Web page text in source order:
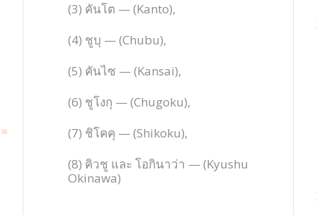
(3) คันโต — (Kanto),
(4) ชูบุ — (Chubu),
(5) คันไซ — (Kansai),
(6) ชูโงกุ — (Chugoku),
(7) ชิโคคุ — (Shikoku),
(8) คิวชู และ โอกินาว่า — (Kyushu
Okinawa)